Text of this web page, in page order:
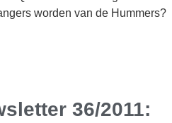
worden van de Hummers?
36/2011: